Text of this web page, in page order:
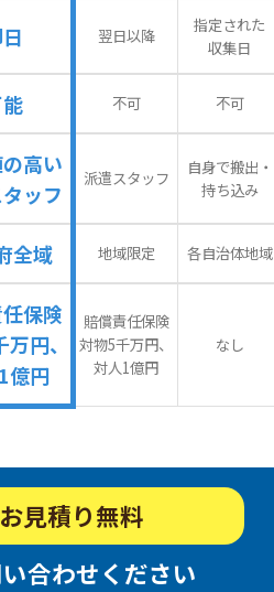
翌日以降
指定された
収集日
不可 不可
高い
ッフ
派遣スタッフ
自身で搬出・
持ち込み
全域 地域限定 各自治体地域
保険
円、
億円
賠償責任保険
対物5千万円、
対人1億円
なし
見積り無料
合わせください